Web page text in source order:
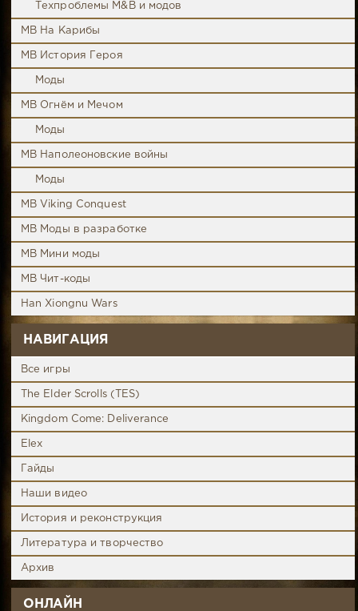
Техпроблемы M&B и модов
MB На Карибы
MB История Героя
Моды
MB Огнём и Мечом
Моды
MB Наполеоновские войны
Моды
MB Viking Conquest
MB Моды в разработке
MB Мини моды
MB Чит-коды
Han Xiongnu Wars
НАВИГАЦИЯ
Все игры
The Elder Scrolls (TES)
Kingdom Come: Deliverance
Elex
Гайды
Наши видео
История и реконструкция
Литература и творчество
Архив
ОНЛАЙН